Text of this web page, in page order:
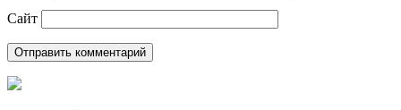
Сайт